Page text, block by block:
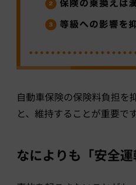
自動車保険の保険料負担を
と、維持することが重要です
なによりも「安全